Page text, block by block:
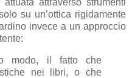
su un’ottica rigidamente
invece a un approccio
modo, il fatto che
nei libri, o che